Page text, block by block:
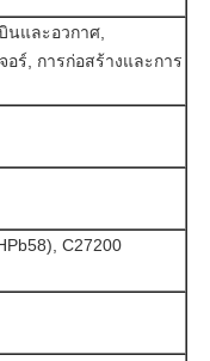
นและอวกาศ,
อร์, การก่อสร้างและการ
C27200